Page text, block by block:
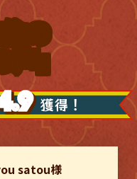
の
声」
獲得！
satou様